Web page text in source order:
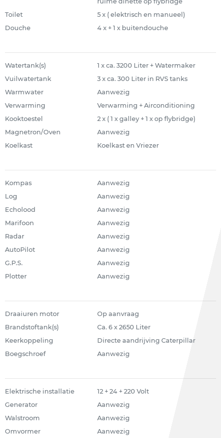
Toilet
5 x ( elektrisch en manueel)
Douche
4 x + 1 x buitendouche
Watertank(s)
1 x ca. 3200 Liter + Watermaker
Vuilwatertank
3 x ca. 300 Liter in RVS tanks
Warmwater
Aanwezig
Verwarming
Verwarming + Airconditioning
Kooktoestel
2 x ( 1 x galley + 1 x op flybridge)
Magnetron/Oven
Aanwezig
Koelkast
Koelkast en Vriezer
Kompas
Aanwezig
Log
Aanwezig
Echolood
Aanwezig
Marifoon
Aanwezig
Radar
Aanwezig
AutoPilot
Aanwezig
G.P.S.
Aanwezig
Plotter
Aanwezig
Draaiuren motor
Op aanvraag
Brandstoftank(s)
Ca. 6 x 2650 Liter
Keerkoppeling
Directe aandrijving Caterpillar
Boegschroef
Aanwezig
Elektrische installatie
12 + 24 + 220 Volt
Generator
Aanwezig
Walstroom
Aanwezig
Omvormer
Aanwezig